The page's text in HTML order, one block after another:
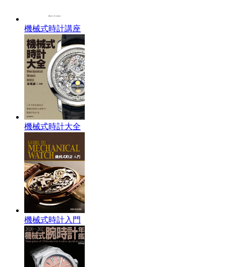
機械式時計講座
機械式時計大全
機械式時計入門